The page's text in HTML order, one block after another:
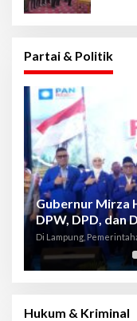
Partai & Politik
Gubernur Mirza
DPW, DPD, dan
Di Lampung,
Hukum & Kriminal